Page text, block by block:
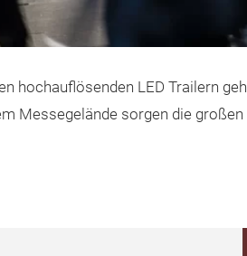
hochauflösenden LED Trailern
Messegelände sorgen die